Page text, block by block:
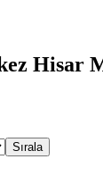
Hisar
Sırala